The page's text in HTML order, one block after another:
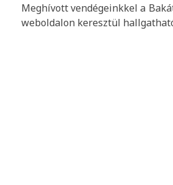
Meghívott vendégeinkkel a
weboldalon keresztül